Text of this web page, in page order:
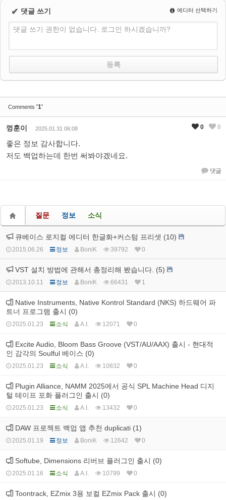
✔ 댓글 쓰기 에디터 선택하기
댓글 쓰기 권한이 없습니다. 로그인 하시겠습니까?
Comments '1'
껑훈이 2025.01.31 06:08
좋은 정보 감사합니다.
저도 백업하는데 한번 써봐야겠네요.
댓글
0 0
질문 정보 소식
큐베이스 로지컬 에디터 한글화+커스텀 프리셋 (10)
2015.06.26 정보 BoniK 39792 0
VST 설치 방법에 관해서 총정리해 봤습니다. (5)
2013.10.11 정보 BoniK 66431 1
Native Instruments, Native Kontrol Standard (NKS) 하드웨어 파
트너 프로그램 출시 (0)
2025.01.23 소식 A.I. 12071 0
Excite Audio, Bloom Bass Groove (VST/AU/AAX) 출시 - 현대적
인 감각의 Soulful 베이스 (0)
2025.01.23 소식 A.I. 10832 0
Plugin Alliance, NAMM 2025에서 공식 SPL Machine Head 디지
털 테이프 포화 플러그인 출시 (0)
2025.01.23 소식 A.I. 13432 0
DAW 프로젝트 백업 앱 추천 duplicati (1)
2025.01.19 정보 BoniK 12642 0
Softube, Dimensions 리버브 플러그인 출시 (0)
2025.01.16 소식 A.I. 10799 0
Toontrack, EZmix 3용 보컬 EZmix Pack 출시 (0)